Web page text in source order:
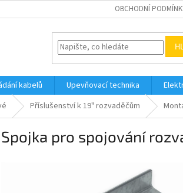
OBCHODNÍ
kabelů Upevňovací technika
Příslušenství k 19" rozvaděčům
Spojka pro spojování